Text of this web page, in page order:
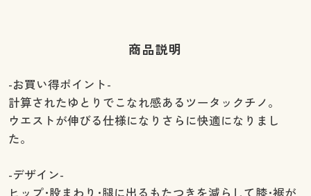
商品説明
-お買い得ポイント-
計算されたゆとりでこなれ感あるツータックチノ。
ウエストが伸びる仕様になりさらに快適になりまし
た。
-デザイン-
ヒップ･股まわり･腿に出るもたつきを減らして膝･裾が